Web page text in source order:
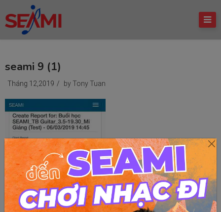
seami 9 (1)
Tháng 12,2019 / by Tony Tuan